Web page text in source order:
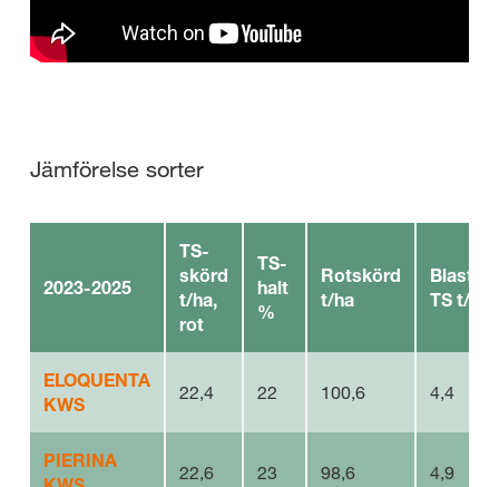
Jämförelse sorter
2023-2025
TS-
skörd
t/ha,
rot
TS-
halt
%
Rotskörd
t/ha
TS t/ha
ELOQUENTA
KWS
22,4 22 100,6 4,4
PIERINA
22,6 23 98,6 4,9